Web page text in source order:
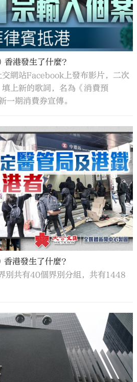
港發生了什麼？
網站Facebook上發布影片，二次
上新的歌詞，名為《消費預
一期消費券宣傳。
港發生了什麼？
別共有40個界別分組，共有1448